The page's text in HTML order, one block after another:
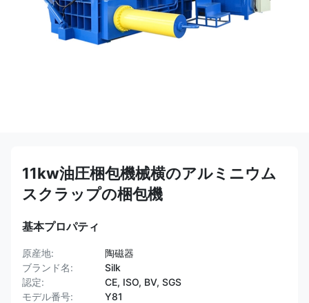
11kw油圧梱包機械横のアルミニウム
スクラップの梱包機
基本プロパティ
原産地:
陶磁器
ブランド名:
Silk
認定:
CE, ISO, BV, SGS
モデル番号:
Y81